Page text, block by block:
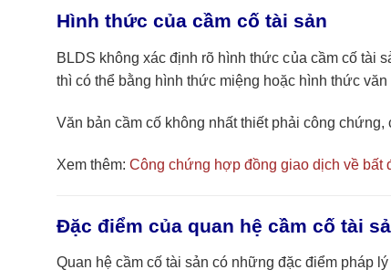
Hình thức của cầm cố tài sản
BLDS không xác định rõ hình thức của cầm cố tài
thì có thể bằng hình thức miệng hoặc hình thức
Văn bản cầm cố không nhất thiết phải công
Xem thêm: Công chứng hợp đồng giao dịch về bất
Đặc điểm của quan hệ cầm cố tài
Quan hệ cầm cố tài sản có những đặc điểm pháp